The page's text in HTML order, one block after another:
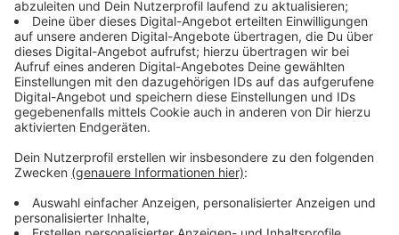
Anzeige
Wir benötigen Ihre
Zustimmung, um den YouTube
Video-Service zu laden!
Wir verwenden einen Service eines
Drittanbieters, um Videoinhalte
einzubetten. Dieser Service kann